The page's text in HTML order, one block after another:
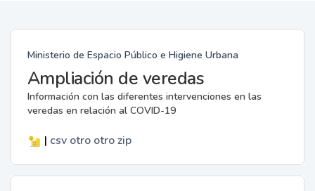
Ministerio de Espacio Público e Higiene Urbana
Ampliación de veredas
Información con las diferentes intervenciones en las
veredas en relación al COVID-19
| csv otro otro zip